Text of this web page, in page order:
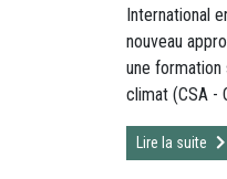
International
nouveau
une formation
climat (CSA -
Lire la suite